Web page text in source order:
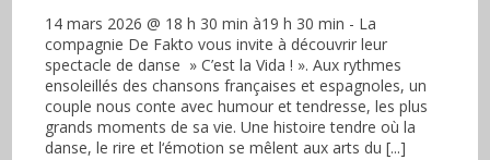
14 mars 2026 @ 18 h 30 min à19 h 30 min - La
compagnie De Fakto vous invite à découvrir leur
spectacle de danse » C’est la Vida ! ». Aux rythmes
ensoleillés des chansons françaises et espagnoles, un
couple nous conte avec humour et tendresse, les plus
grands moments de sa vie. Une histoire tendre où la
danse, le rire et l‘émotion se mêlent aux arts du [...]